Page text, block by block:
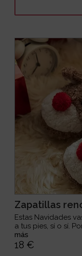
Zapatillas
Estas Navidades
a tus pies, sí o sí.
más
18 €